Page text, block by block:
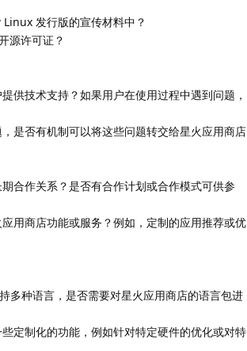
发行版的宣传材料中？
源许可证？
技术支持？如果用户在使用过程中遇到问题，
是否有机制可以将这些问题转交给星火应用商店
合作关系？是否有合作计划或合作模式可供参
用商店功能或服务？例如，定制的应用推荐或优
种语言，是否需要对星火应用商店的语言包进
定制化的功能，例如针对特定硬件的优化或对特